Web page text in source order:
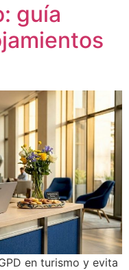
guía
en turismo y evita